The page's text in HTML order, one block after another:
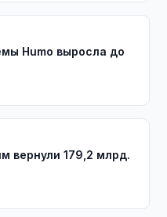
Humo выросла до
вернули 179,2 млрд.